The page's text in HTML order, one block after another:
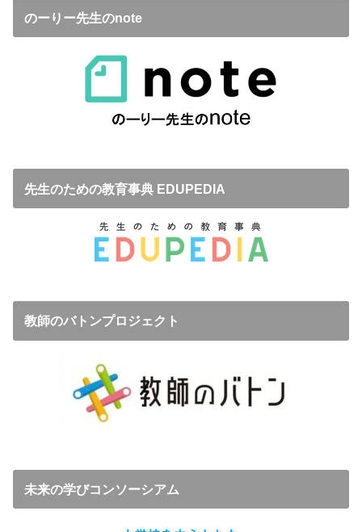
のーりー先生のnote
先生のための教育事典 EDUPEDIA
教師のバトンプロジェクト
未来の学びコンソーシアム